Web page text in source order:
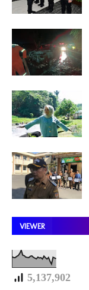
VIEWER
5,137,902